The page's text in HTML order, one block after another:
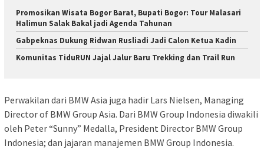
Promosikan Wisata Bogor Barat, Bupati Bogor: Tour Malasari
Halimun Salak Bakal jadi Agenda Tahunan
Gabpeknas Dukung Ridwan Rusliadi Jadi Calon Ketua Kadin
Komunitas TiduRUN Jajal Jalur Baru Trekking dan Trail Run
Perwakilan dari BMW Asia juga hadir Lars Nielsen, Managing
Director of BMW Group Asia. Dari BMW Group Indonesia diwakili
oleh Peter “Sunny” Medalla, President Director BMW Group
Indonesia; dan jajaran manajemen BMW Group Indonesia.